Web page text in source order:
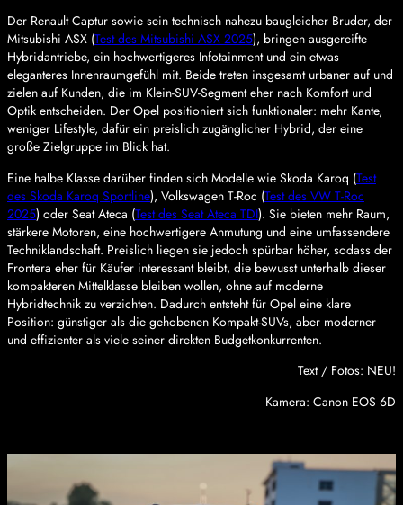
Der Renault Captur sowie sein technisch nahezu baugleicher Bruder, der
Mitsubishi ASX (Test des Mitsubishi ASX 2025), bringen ausgereifte
Hybridantriebe, ein hochwertigeres Infotainment und ein etwas
eleganteres Innenraumgefühl mit. Beide treten insgesamt urbaner auf und
zielen auf Kunden, die im Klein-SUV-Segment eher nach Komfort und
Optik entscheiden. Der Opel positioniert sich funktionaler: mehr Kante,
weniger Lifestyle, dafür ein preislich zugänglicher Hybrid, der eine
große Zielgruppe im Blick hat.
Eine halbe Klasse darüber finden sich Modelle wie Skoda Karoq (Test
des Skoda Karoq Sportline), Volkswagen T-Roc (Test des VW T-Roc
2025) oder Seat Ateca (Test des Seat Ateca TDI). Sie bieten mehr Raum,
stärkere Motoren, eine hochwertigere Anmutung und eine umfassendere
Techniklandschaft. Preislich liegen sie jedoch spürbar höher, sodass der
Frontera eher für Käufer interessant bleibt, die bewusst unterhalb dieser
kompakteren Mittelklasse bleiben wollen, ohne auf moderne
Hybridtechnik zu verzichten. Dadurch entsteht für Opel eine klare
Position: günstiger als die gehobenen Kompakt-SUVs, aber moderner
und effizienter als viele seiner direkten Budgetkonkurrenten.
Text / Fotos: NEU!
Kamera: Canon EOS 6D